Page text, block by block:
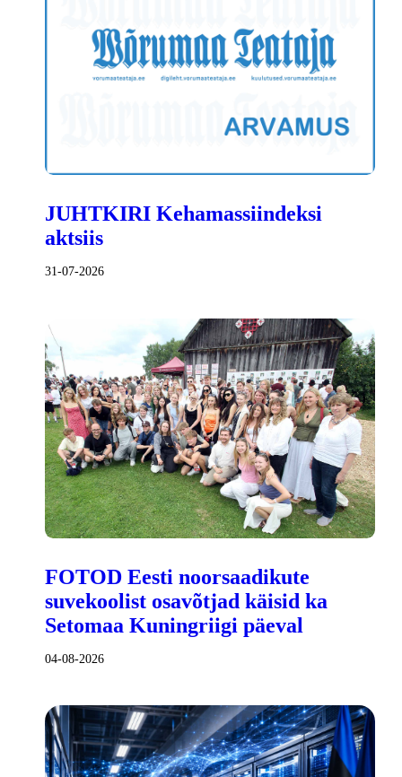
JUHTKIRI Kehamassiindeksi
aktsiis
31-07-2026
FOTOD Eesti noorsaadikute
suvekoolist osavõtjad käisid ka
Setomaa Kuningriigi päeval
04-08-2026